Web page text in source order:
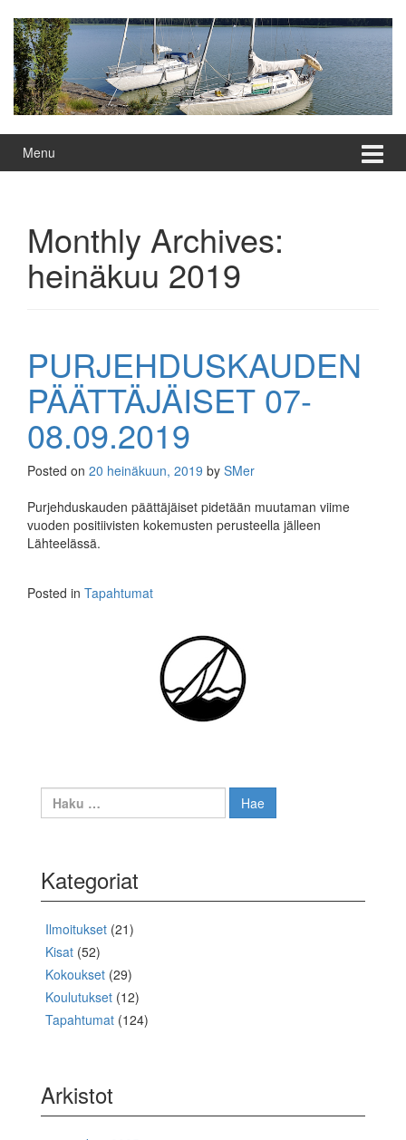
content
main
menu
Menu
Monthly Archives:
heinäkuu 2019
PURJEHDUSKAUDEN
PÄÄTTÄJÄISET 07-
08.09.2019
Posted on 20 heinäkuun, 2019 by SMer
Purjehduskauden päättäjäiset pidetään muutaman viime
vuoden positiivisten kokemusten perusteella jälleen
Lähteelässä.
Posted in Tapahtumat
Haku:
Kategoriat
Ilmoitukset (21)
Kisat (52)
Kokoukset (29)
Koulutukset (12)
Tapahtumat (124)
Arkistot